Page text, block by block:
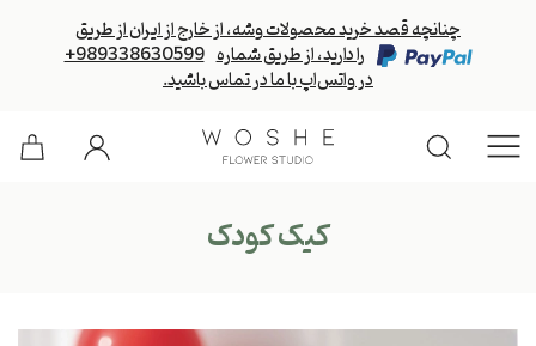
چنانچه قصد خرید محصولات وشه، از خارج از ایران از طریق
را دارید، از طریق شماره +989338630599
در واتس‌اپ با ما در تماس باشید.
کیک کودک